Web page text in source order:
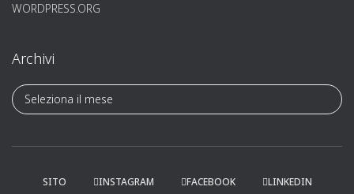
WORDPRESS.ORG
Archivi
A
r
h
SITO INSTAGRAM FACEBOOK LINKEDIN